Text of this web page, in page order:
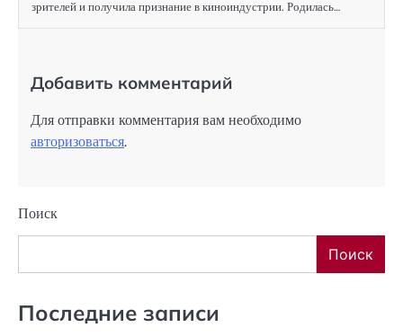
зрителей и получила признание в киноиндустрии. Родилась…
Добавить комментарий
Для отправки комментария вам необходимо
авторизоваться.
Поиск
Поиск
Последние записи